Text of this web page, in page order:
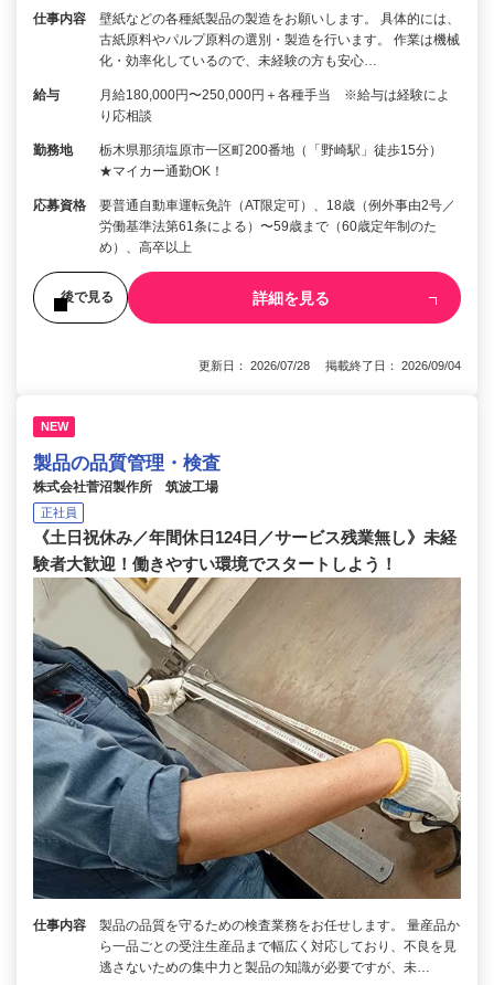
仕事内容
壁紙などの各種紙製品の製造をお願いします。 具体的には、
古紙原料やパルプ原料の選別・製造を行います。 作業は機械
化・効率化しているので、未経験の方も安心…
給与
月給180,000円〜250,000円＋各種手当 ※給与は経験によ
り応相談
勤務地
栃木県那須塩原市一区町200番地（「野崎駅」徒歩15分）
★マイカー通勤OK！
応募資格
要普通自動車運転免許（AT限定可）、18歳（例外事由2号／
労働基準法第61条による）〜59歳まで（60歳定年制のた
め）、高卒以上
後で見る 詳細を見る
更新日： 2026/07/28 掲載終了日： 2026/09/04
NEW
製品の品質管理・検査
株式会社菅沼製作所 筑波工場
正社員
《土日祝休み／年間休日124日／サービス残業無し》未経
験者大歓迎！働きやすい環境でスタートしよう！
仕事内容
製品の品質を守るための検査業務をお任せします。 量産品か
ら一品ごとの受注生産品まで幅広く対応しており、不良を見
逃さないための集中力と製品の知識が必要ですが、未…